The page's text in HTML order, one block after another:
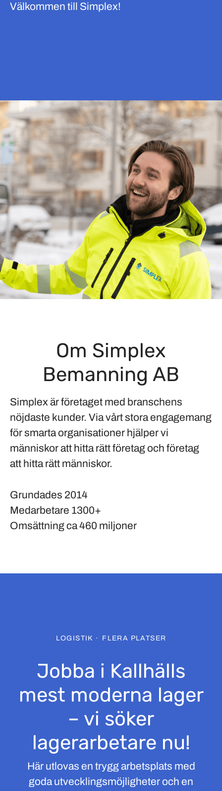
Välkommen till Simplex!
Om Simplex
Bemanning AB
Simplex är företaget med branschens
nöjdaste kunder. Via vårt stora engagemang
för smarta organisationer hjälper vi
människor att hitta rätt företag och företag
att hitta rätt människor.
Grundades 2014
Medarbetare 1300+
Omsättningca 460 miljoner
LOGISTIK · FLERA PLATSER
Jobba i Kallhälls
mest moderna lager
– vi söker
lagerarbetare nu!
Här utlovas en trygg arbetsplats med
goda utvecklingsmöjligheter och en